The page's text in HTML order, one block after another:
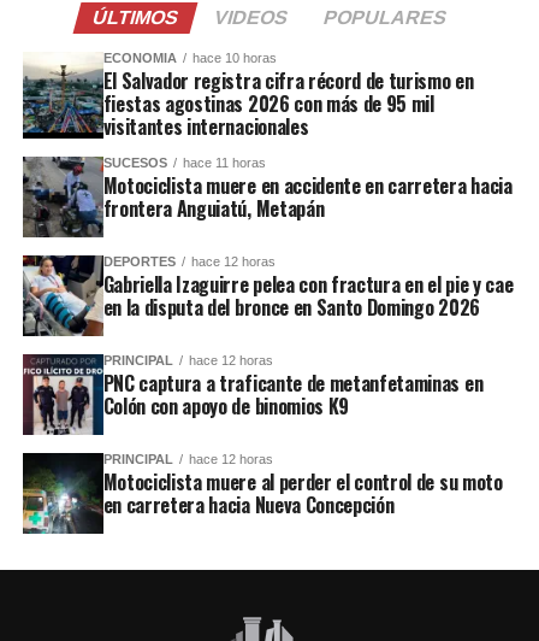
ÚLTIMOS VIDEOS POPULARES
ECONOMIA hace 10 horas
El Salvador registra cifra récord de turismo en
fiestas agostinas 2026 con más de 95 mil
visitantes internacionales
SUCESOS hace 11 horas
Motociclista muere en accidente en carretera hacia
frontera Anguiatú, Metapán
DEPORTES hace 12 horas
Gabriella Izaguirre pelea con fractura en el pie y cae
en la disputa del bronce en Santo Domingo 2026
PRINCIPAL hace 12 horas
PNC captura a traficante de metanfetaminas en
Colón con apoyo de binomios K9
PRINCIPAL hace 12 horas
Motociclista muere al perder el control de su moto
en carretera hacia Nueva Concepción